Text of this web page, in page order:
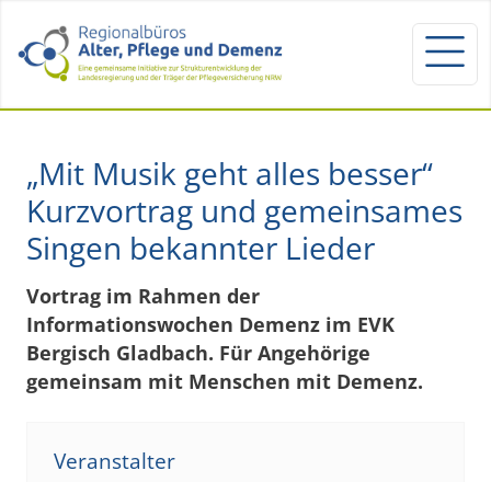
„Mit Musik geht alles besser“
Kurzvortrag und gemeinsames
Singen bekannter Lieder
Vortrag im Rahmen der
Informationswochen Demenz im EVK
Bergisch Gladbach. Für Angehörige
gemeinsam mit Menschen mit Demenz.
Veranstalter